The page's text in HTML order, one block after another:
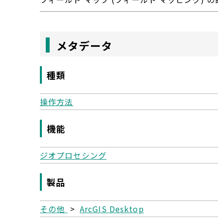
メタデータ
種類
操作方法
機能
ジオプロセシング
製品
その他 > ArcGIS Desktop